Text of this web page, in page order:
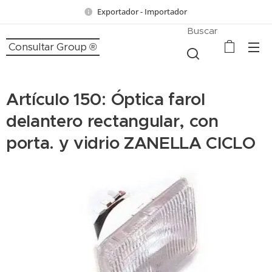
Exportador - Importador
Consultar Group ®
Buscar
Artículo 150: Óptica farol
delantero rectangular, con
porta. y vidrio ZANELLA CICLO